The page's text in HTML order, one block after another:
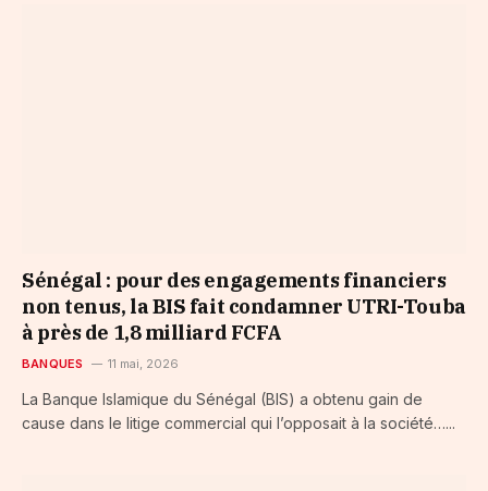
Sénégal : pour des engagements financiers
non tenus, la BIS fait condamner UTRI-Touba
à près de 1,8 milliard FCFA
BANQUES 11 mai, 2026
La Banque Islamique du Sénégal (BIS) a obtenu gain de
cause dans le litige commercial qui l’opposait à la société…...